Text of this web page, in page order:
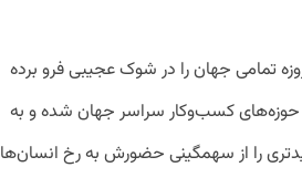
شدن «کووید-۱۹» که امروزه تمامی جهان را در شوک عجیبی فرو برده
کسب‌وکار سراسر جهان شده و به
را از سهمگینی حضورش به رخ انسان‌ها